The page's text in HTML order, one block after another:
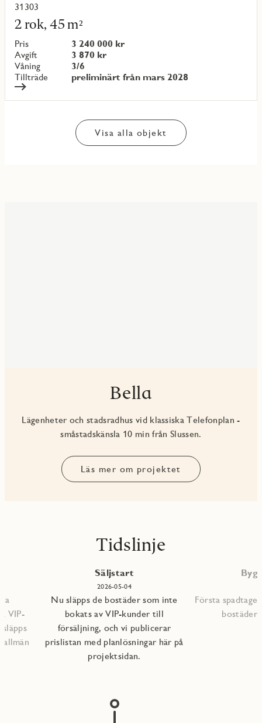
31303
2 rok, 45 m²
Pris
3 240 000 kr
Avgift
3 870 kr
Våning
3/6
Tillträde
preliminärt från mars 2028
Läs
mer
om
objekt
{objectNumber}
Visa alla objekt
Bella
Lägenheter och stadsradhus vid klassiska Telefonplan -
småstadskänsla 10 min från Slussen.
Läs mer om projektet
Tidslinje
VIP-
Säljstart
2026-05-04
Nu släpps de bostäder som inte
bokats av VIP-kunder till
försäljning, och vi publicerar
prislistan med planlösningar här på
projektsidan.
Första